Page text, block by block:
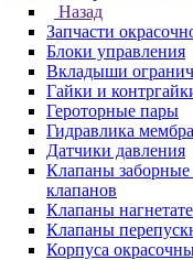
Назад
Запчасти
Блоки управления
Вкладыши
Гайки и
Героторные пары
Гидравлика
Датчики давления
Клапаны
клапанов
Клапаны
Клапаны
Корпуса